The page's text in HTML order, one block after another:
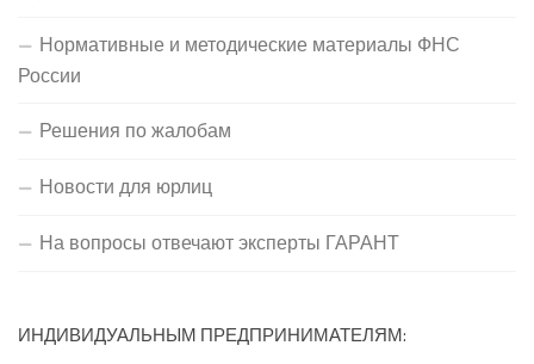
Нормативные и методические материалы ФНС
России
Решения по жалобам
Новости для юрлиц
На вопросы отвечают эксперты ГАРАНТ
ИНДИВИДУАЛЬНЫМ ПРЕДПРИНИМАТЕЛЯМ: